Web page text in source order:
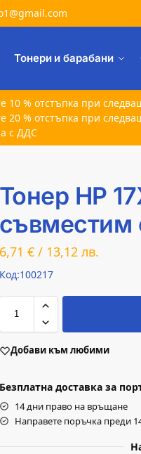
Тонери и барабани
10 % отстъпка при
20 % отстъпка при
с ДДС
Тонер HP
съвместим
6,71 € / 13,12 лв.
Код:100217
Добави към любими
Безплатна доставка за
14 дни право на връщане
Направете поръчка преди